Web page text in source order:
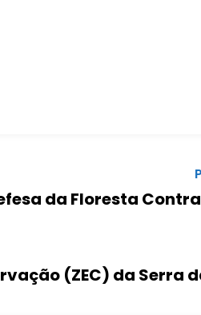
da Floresta
(ZEC) da Serra